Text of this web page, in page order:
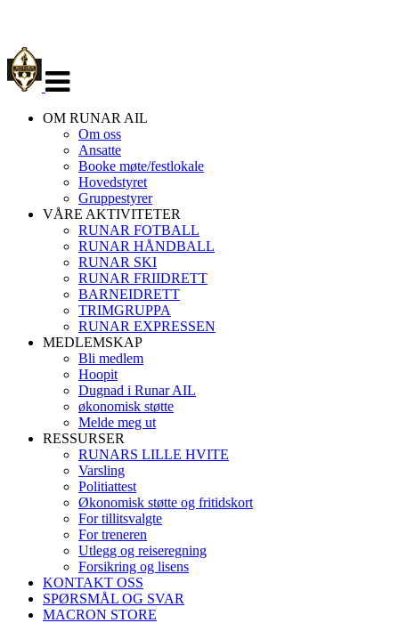
navigasjon
OM RUNAR AIL
Om oss
Ansatte
Booke møte/festlokale
Hovedstyret
Gruppestyrer
VÅRE AKTIVITETER
RUNAR FOTBALL
RUNAR HÅNDBALL
RUNAR SKI
RUNAR FRIIDRETT
BARNEIDRETT
TRIMGRUPPA
RUNAR EXPRESSEN
MEDLEMSKAP
Bli medlem
Hoopit
Dugnad i Runar AIL
økonomisk støtte
Melde meg ut
RESSURSER
RUNARS LILLE HVITE
Varsling
Politiattest
Økonomisk støtte og fritidskort
For tillitsvalgte
For treneren
Utlegg og reiseregning
Forsikring og lisens
KONTAKT OSS
SPØRSMÅL OG SVAR
MACRON STORE